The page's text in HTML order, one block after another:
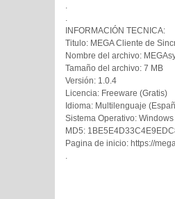
.
.
INFORMACIÓN TECNICA:
Titulo: MEGA Cliente de
Nombre del archivo:
Tamaño del archivo: 7 MB
Versión: 1.0.4
Licencia: Freeware (Gratis)
Idioma: Multilenguaje
Sistema Operativo: Windows
MD5:
Pagina de inicio: https://
.